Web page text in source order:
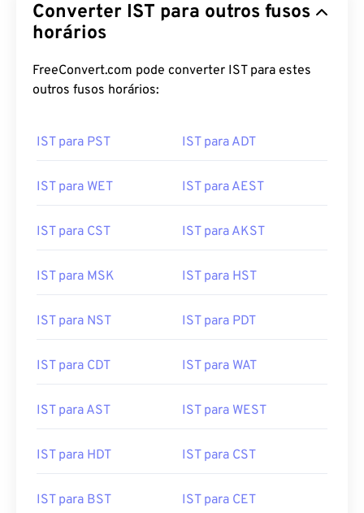
Converter IST para outros fusos
horários
FreeConvert.com pode converter IST para estes
outros fusos horários:
IST para PST IST para ADT
IST para WET IST para AEST
IST para CST IST para AKST
IST para MSK IST para HST
IST para NST IST para PDT
IST para CDT IST para WAT
IST para AST IST para WEST
IST para HDT IST para CST
IST para BST IST para CET